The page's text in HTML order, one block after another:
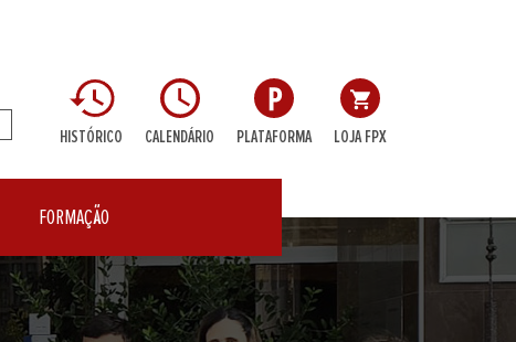
HISTÓRICO CALENDÁRIO PLATAFORMA LOJA FPX
FORMAÇÃO